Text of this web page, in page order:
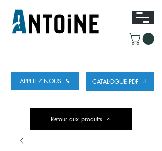
APPELEZ-NOUS CATALOGUE PDF
Retour aux produits